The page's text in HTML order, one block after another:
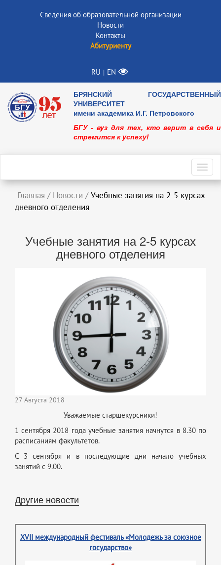
Сведения об образовательной организации
Новости
Контакты
Абитуриенту
RU | EN
БРЯНСКИЙ ГОСУДАРСТВЕННЫЙ
УНИВЕРСИТЕТ
имени академика И.Г. Петровского
БГУ - вуз для тех, кто верит в себя и
стремится к успеху!
Главная / Новости / Учебные занятия на 2-5 курсах
дневного отделения
Учебные занятия на 2-5 курсах
дневного отделения
27 Августа 2018
Уважаемые старшекурсники!
1 сентября 2018 года учебные занятия начнутся в 8.30 по
расписаниям факультетов.
С 3 сентября и в последующие дни начало учебных
занятий с 9.00.
Другие новости
XVII международный фестиваль «Молодежь за союзное
государство»